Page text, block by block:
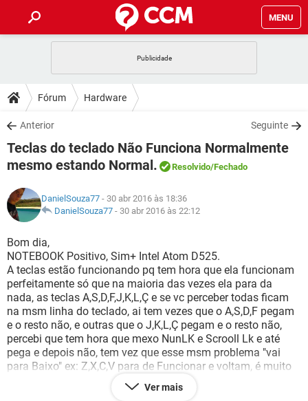
MENU
CELULAR
OUTLOOK
INSTAGRAM GMAIL
GUIA DE COMPRAS
DICAS
JOGOS
OUTLOOK EXCEL
GUIA DE COMPRAS
DOWNLOADS
JOGOS WHATSAPP
CELULAR FACEBOOK
OUTLOOK EXCEL
INSTAGRAM
GUIA DE COMPRAS
CELULAR FACEBOOK
INSTAGRAM GMAIL
GUIA DE COMPRAS
GLOSSÁRIO
JOGOS
CELULAR
OUTLOOK EXCEL
INSTAGRAM GMAIL
GUIA DE COMPRAS
Fórum Hardware
Anterior Seguinte
Teclas do teclado Não Funciona Normalmente
mesmo estando Normal.
Resolvido/Fechado
DanielSouza77 - 30 abr 2016 às 18:36
DanielSouza77 - 30 abr 2016 às 22:12
Bom dia,
NOTEBOOK Positivo, Sim+ Intel Atom D525.
A teclas estão funcionando pq tem hora que ela funcionam
perfeitamente só que na maioria das vezes ela para da
nada, as teclas A,S,D,F,J,K,L,Ç e se vc perceber todas ficam
na msm linha do teclado, ai tem vezes que o A,S,D,F pegam
e o resto não, e outras que o J,K,L,Ç pegam e o resto não,
percebi que tem hora que mexo NunLK e Scrooll Lk e até
pega e depois não, tem vez que esse msm problema "vai
para Baixo" ex: Z,X,C,V para de Funcionar e voltam, é muito
estranho, já formatei e não tenho esperanças do que fazer.
OBS: Funciona com outro Teclado.
Ver mais